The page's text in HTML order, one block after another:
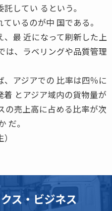
してい るという。
いるのが中 国である。
最 近になって刷新した上
は、ラベリングや品質管理
アジアでの 比率は四％に
とアジア域内の貨物量が
の売上高に占める比率が次
だ。
ス・ビジネス